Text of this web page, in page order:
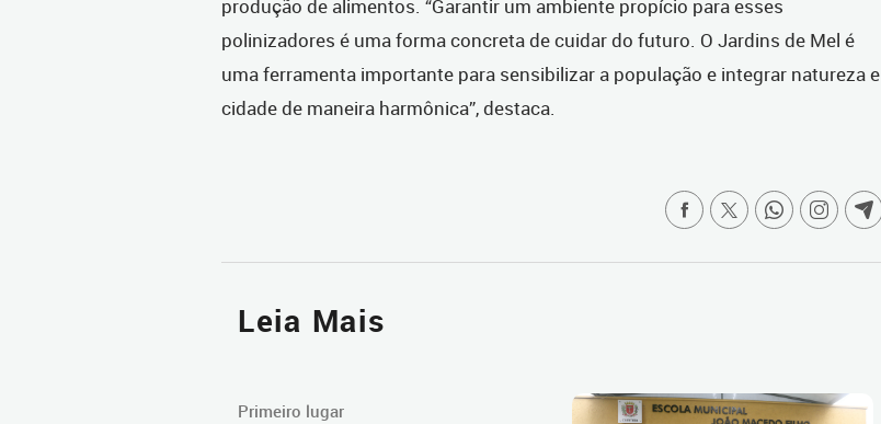
produção de alimentos. “Garantir um ambiente propício para esses
polinizadores é uma forma concreta de cuidar do futuro. O Jardins de Mel é
uma ferramenta importante para sensibilizar a população e integrar natureza e
cidade de maneira harmônica”, destaca.
Leia Mais
Primeiro lugar